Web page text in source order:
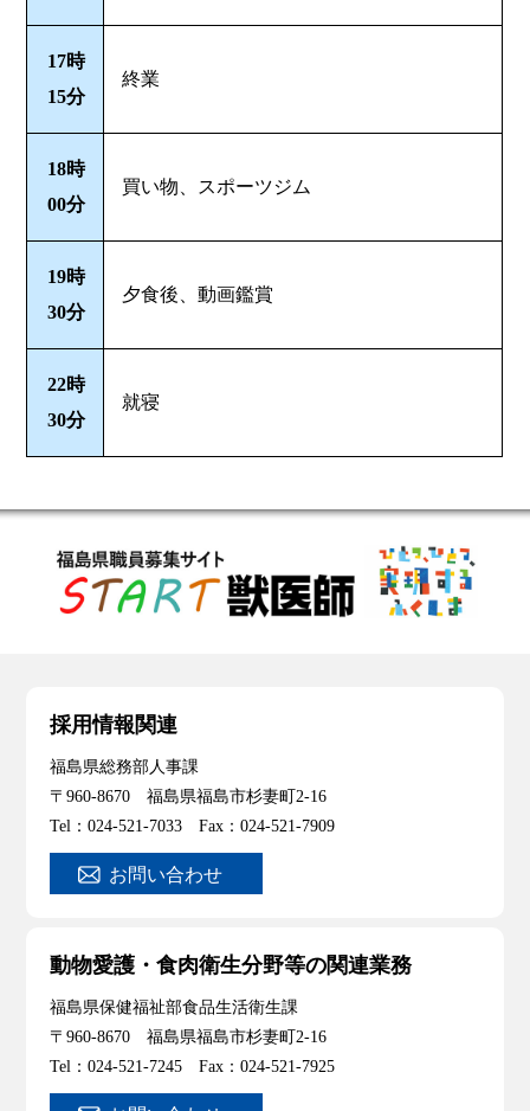
17時
15分
終業
18時
00分
買い物、スポーツジム
19時
30分
夕食後、動画鑑賞
22時
30分
就寝
採用情報関連
福島県総務部人事課
〒960-8670 福島県福島市杉妻町2-16
Tel：024-521-7033 Fax：024-521-7909
お問い合わせ
動物愛護・食肉衛生分野等の関連業務
福島県保健福祉部食品生活衛生課
〒960-8670 福島県福島市杉妻町2-16
Tel：024-521-7245 Fax：024-521-7925